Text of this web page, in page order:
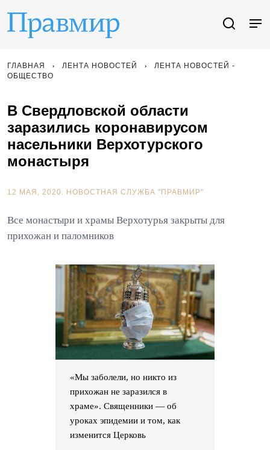
ГЛАВНАЯ ЛЕНТА НОВОСТЕЙ
ЛЕНТА НОВОСТЕЙ -
ОБЩЕСТВО
В Свердловской области
заразились коронавирусом
насельники Верхотурского
монастыря
12 МАЯ, 2020. НОВОСТНАЯ СЛУЖБА "ПРАВМИР"
Все монастыри и храмы Верхотурья закрыты для
прихожан и паломников
«Мы заболели, но никто из
прихожан не заразился в
храме». Священники — об
уроках эпидемии и том, как
изменится Церковь